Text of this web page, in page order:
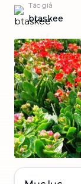
Tác giả
btaskee